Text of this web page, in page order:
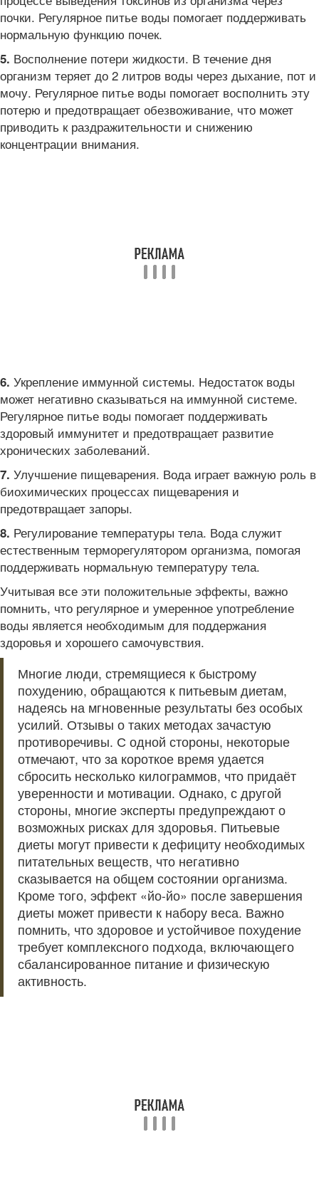
почки. Регулярное питье воды помогает поддерживать
нормальную функцию почек.
5. Восполнение потери жидкости. В течение дня
организм теряет до 2 литров воды через дыхание, пот и
мочу. Регулярное питье воды помогает восполнить эту
потерю и предотвращает обезвоживание, что может
приводить к раздражительности и снижению
концентрации внимания.
6. Укрепление иммунной системы. Недостаток воды
может негативно сказываться на иммунной системе.
Регулярное питье воды помогает поддерживать
здоровый иммунитет и предотвращает развитие
хронических заболеваний.
7. Улучшение пищеварения. Вода играет важную роль в
биохимических процессах пищеварения и
предотвращает запоры.
8. Регулирование температуры тела. Вода служит
естественным терморегулятором организма, помогая
поддерживать нормальную температуру тела.
Учитывая все эти положительные эффекты, важно
помнить, что регулярное и умеренное употребление
воды является необходимым для поддержания
здоровья и хорошего самочувствия.
Многие люди, стремящиеся к быстрому
похудению, обращаются к питьевым диетам,
надеясь на мгновенные результаты без особых
усилий. Отзывы о таких методах зачастую
противоречивы. С одной стороны, некоторые
отмечают, что за короткое время удается
сбросить несколько килограммов, что придаёт
уверенности и мотивации. Однако, с другой
стороны, многие эксперты предупреждают о
возможных рисках для здоровья. Питьевые
диеты могут привести к дефициту необходимых
питательных веществ, что негативно
сказывается на общем состоянии организма.
Кроме того, эффект «йо-йо» после завершения
диеты может привести к набору веса. Важно
помнить, что здоровое и устойчивое похудение
требует комплексного подхода, включающего
сбалансированное питание и физическую
активность.